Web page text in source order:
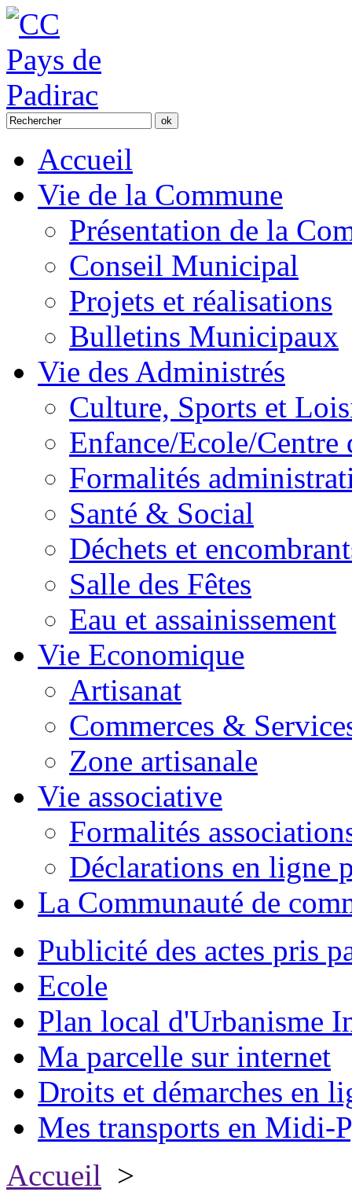
Accueil
Vie de la Commune
Présentation de la
Conseil Municipal
Projets et réalisations
Bulletins Municipaux
Vie des Administrés
Culture, Sports et
Enfance/Ecole/Centre
Formalités
Santé & Social
Déchets et
Salle des Fêtes
Eau et assainissement
Vie Economique
Artisanat
Commerces &
Zone artisanale
Vie associative
Formalités
Déclarations en ligne
La Communauté de
Publicité des actes pris
Ecole
Plan local d'Urbanisme
Ma parcelle sur internet
Droits et démarches en
Mes transports en Midi-
Accueil >